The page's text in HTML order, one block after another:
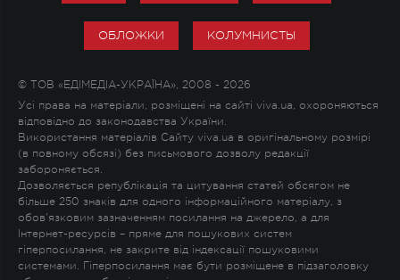
ОБЛОЖКИ КОЛУМНИСТЫ
© ТОВ «ЕДІМЕДІА-УКРАЇНА», 2008 - 2026
Усі права на матеріали, розміщені на сайті viva.ua, охороняються
відповідно до законодавства України.
Використання матеріалів Сайту viva.ua в оригінальному розмірі
(в повному обсязі) без письмового дозволу редакції
забороняється.
Дозволяється републікація та цитування статей обсягом не
більше 250 знаків для одного інформаційного матеріалу, з
обов'язковим зазначенням посилання на джерело, а для
Інтернет-ресурсів – пряме для пошукових систем
гіперпосилання, не закрите від індексації пошуковими
системами. Гіперпосилання має бути розміщене в підзаголовку